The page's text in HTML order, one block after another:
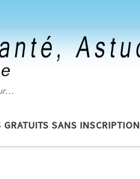
GRATUITS SANS INSCRIPTION